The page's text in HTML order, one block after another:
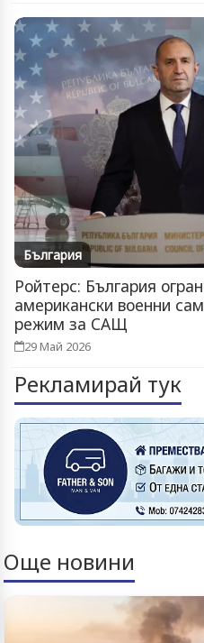
България
Ройтерс: България
американски военни
режим за САЩ
29 Май 2026
Рекламирай тук
Още новини